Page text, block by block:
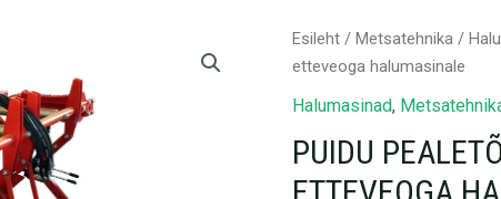
Esileht / Metsatehnika /
etteveoga halumasinale
Halumasinad,
PUIDU
Puidu
pealetõstja
koos
halumasinale
kogus